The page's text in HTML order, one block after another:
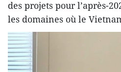
des projets pour l’après-
les domaines où le